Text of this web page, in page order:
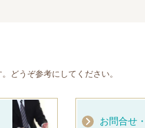
どうぞ参考にしてください。
お問合せ